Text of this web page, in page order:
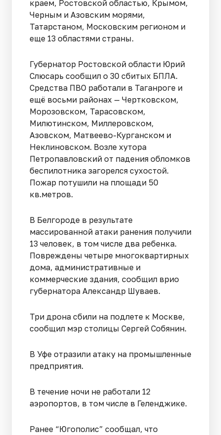
краем, Ростовской областью, Крымом,
Черным и Азовским морями,
Татарстаном, Московским регионом и
еще 13 областями страны.
Губернатор Ростовской области Юрий
Слюсарь сообщил о 30 сбитых БПЛА.
Средства ПВО работали в Таганроге и
ещё восьми районах — Чертковском,
Морозовском, Тарасовском,
Милютинском, Миллеровском,
Азовском, Матвеево-Курганском и
Неклиновском. Возле хутора
Петропавловский от падения обломков
беспилотника загорелся сухостой.
Пожар потушили на площади 50
кв.метров.
В Белгороде в результате
массированной атаки ранения получили
13 человек, в том числе два ребенка.
Повреждены четыре многоквартирных
дома, административные и
коммерческие здания, сообщил врио
губернатора Александр Шуваев.
Три дрона сбили на подлете к Москве,
сообщил мэр столицы Сергей Собянин.
В Уфе отразили атаку на промышленные
предприятия.
В течение ночи не работали 12
аэропортов, в том числе в Геленджике.
Ранее “Югополис” сообщал, что